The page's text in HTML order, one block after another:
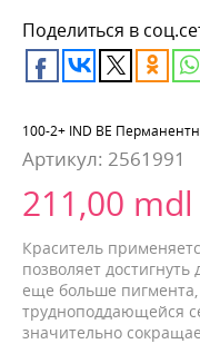
Поделиться в
100-2+ IND BE
Артикул: 2561991
211,00 mdl
Краситель
позволяет
еще больше пигмента,
трудноподдающейся
значительно